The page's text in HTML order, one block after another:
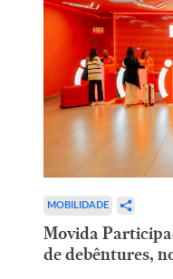
MOBILIDADE
Movida
de debêntures,